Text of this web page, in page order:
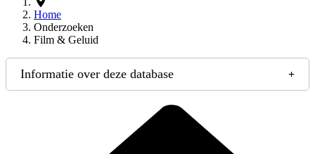
Home
Onderzoeken
Film & Geluid
Informatie over deze database